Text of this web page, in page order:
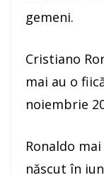
gemeni.
Cristiano
mai au o
noiembrie
Ronaldo
născut în